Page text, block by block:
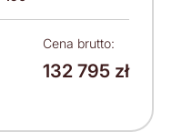
Cena brutto:
132 795 zł